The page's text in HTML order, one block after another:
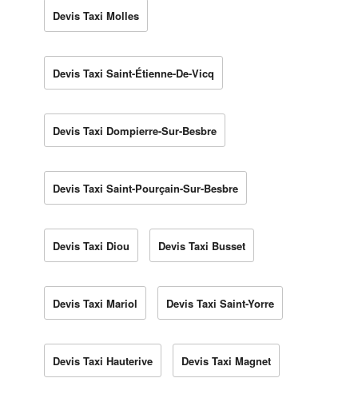
Devis Taxi Molles
Devis Taxi Saint-Étienne-De-Vicq
Devis Taxi Dompierre-Sur-Besbre
Devis Taxi Saint-Pourçain-Sur-Besbre
Devis Taxi Diou Devis Taxi Busset
Devis Taxi Mariol Devis Taxi Saint-Yorre
Devis Taxi Hauterive Devis Taxi Magnet